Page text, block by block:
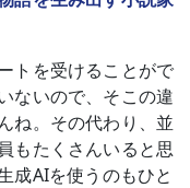
トを受けることがで
ないので、そこの違
ね。その代わり、並
もたくさんいると思
成AIを使うのもひと